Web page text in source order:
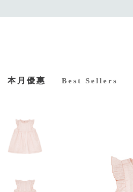
本月優惠 Best Sellers